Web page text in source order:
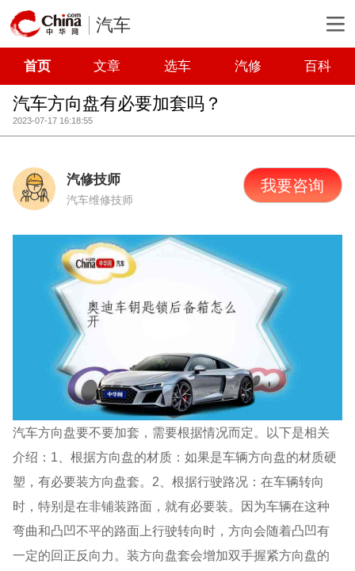
汽车
首页 文章 选车 汽修 百科
汽车方向盘有必要加套吗？
2023-07-17 16:18:55
汽修技师
汽车维修技师
我要咨询
汽车方向盘要不要加套，需要根据情况而定。以下是相关
介绍：1、根据方向盘的材质：如果是车辆方向盘的材质硬
塑，有必要装方向盘套。2、根据行驶路况：在车辆转向
时，特别是在非铺装路面，就有必要装。因为车辆在这种
弯曲和凸凹不平的路面上行驶转向时，方向会随着凸凹有
一定的回正反向力。装方向盘套会增加双手握紧方向盘的